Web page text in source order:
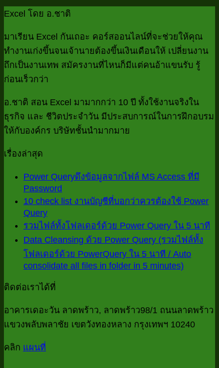
Excel โดย อ.ชาติ
มาเรียน Excel กันเถอะ คอร์สออนไลน์ที่จะช่วยให้คุณ
ทำงานเก่งขึ้นจนเจ้านายต้องขึ้นเงินเดือนให้ เปลี่ยนงาน
ถึกเป็นงานเทพ สมัครงานที่ไหนก็มีแต่คนอ้าแขนรับ รู้
ก่อนเร็วกว่า
อ.ชาติ สอน Excel มามากกว่า 10 ปี ทั้งใช้งานจริงใน
ธุรกิจ และ ชีวิตประจำวัน มีประสบการณ์ในการฝึกอบรม
ให้กับองค์กร บริษัทชั้นนำมากมาย
เรื่องล่าสุด
Power Queryดึงข้อมูลจากไฟล์ MS Access ที่มี
Passwordไม่มี
ความ
เห็น
บน
Power
Queryดึง
ข้อมูล
MS
Access
10 check list งานบัญชีที่บอกว่าควรต้องใช้ Power
Queryไม่มี
ความ
เห็น
บน
10
check
list
บัญชี
ที่
รวมไฟล์ทั้งโฟลเดอร์ด้วย Power Query ใน 5 นาที
ทั้ง
Data Cleansing ด้วย Power Query (รวมไฟล์ทั้ง
โฟลเดอร์ด้วย PowerQuery ใน 5 นาที / Auto
consolidate all files in folder in 5 minutes)ไม่มี
บน
Data
ติดต่อเราได้ที่
อาคารเดอะวัน ลาดพร้าว, ลาดพร้าว98/1 ถนนลาดพร้าว
แขวงพลับพลาชัย เขตวังทองหลาง กรุงเทพฯ 10240
คลิก แผนที่